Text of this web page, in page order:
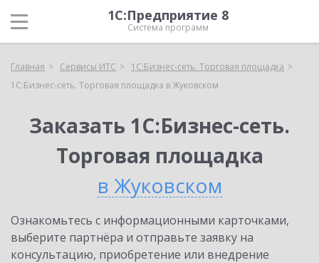
1С:Предприятие 8
Система программ
Главная Сервисы ИТС
1С:Бизнес-сеть. Торговая площадка
1С:Бизнес-сеть. Торговая площадка в Жуковском
Заказать 1С:Бизнес-сеть.
Торговая площадка
в Жуковском
Ознакомьтесь с информационными карточками,
выберите партнёра и отправьте заявку на
консультацию, приобретение или внедрение